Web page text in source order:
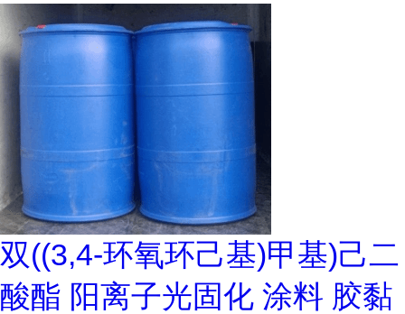
双((3,4-环氧环己基)甲基)己二
酸酯 阳离子光固化 涂料 胶黏